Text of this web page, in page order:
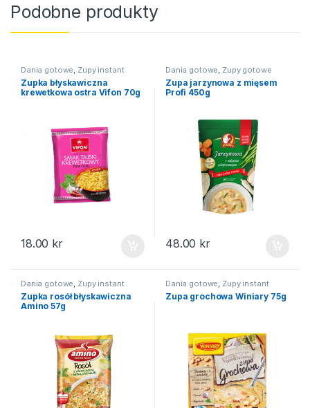
Podobne produkty
Dania gotowe, Zupy instant
Zupka błyskawiczna
krewetkowa ostra Vifon 70g
18.00 kr
Dania gotowe, Zupy gotowe
Zupa jarzynowa z mięsem
Profi 450g
48.00 kr
Dania gotowe, Zupy instant
Zupka rosół błyskawiczna
Amino 57g
Dania gotowe, Zupy instant
Zupa grochowa Winiary 75g